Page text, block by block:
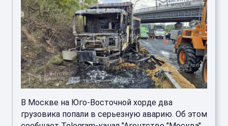
В Москве на Юго-Восточной хорде два
грузовика попали в серьезную аварию. Об этом